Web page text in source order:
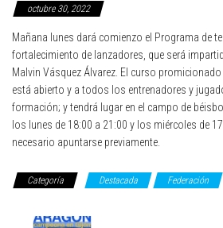
octubre 30, 2022
Mañana lunes dará comienzo el Programa de
fortalecimiento de lanzadores, que será
Malvin Vásquez Álvarez. El curso
está abierto y a todos los entrenadores y
formación; y tendrá lugar en el campo de
los lunes de 18:00 a 21:00 y los miércoles de
necesario apuntarse previamente.
Categoría Destacada Federación